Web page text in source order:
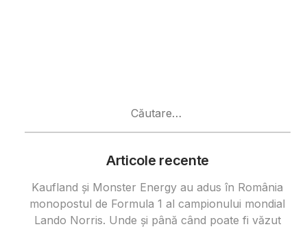
Articole recente
Kaufland și Monster Energy au adus în România
monopostul de Formula 1 al campionului mondial
Lando Norris. Unde și până când poate fi văzut